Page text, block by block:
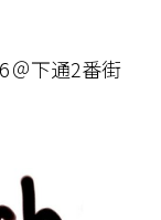
＠下通2番街